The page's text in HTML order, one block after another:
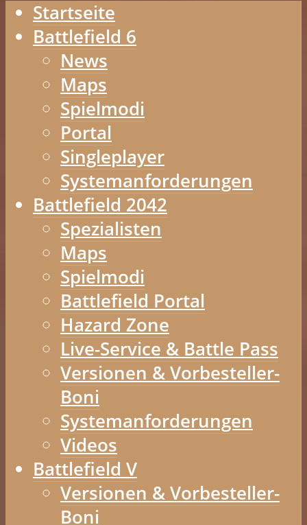
Startseite
Battlefield 6
News
Maps
Spielmodi
Portal
Singleplayer
Systemanforderungen
Battlefield 2042
Spezialisten
Maps
Spielmodi
Battlefield Portal
Hazard Zone
Live-Service & Battle Pass
Versionen & Vorbesteller-
Boni
Systemanforderungen
Videos
Battlefield V
Versionen & Vorbesteller-
Boni